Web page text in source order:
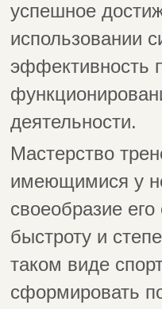
успешное
использовании
эффективность
деятельности.
Мастерство
имеющимися у
своеобразие
быстроту и
таком виде
сформировать